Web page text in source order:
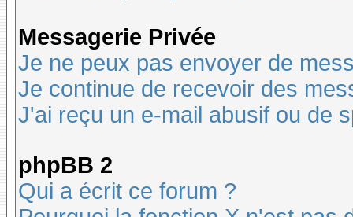
Messagerie Privée
Je ne peux pas envoyer de
Je continue de recevoir des
J'ai reçu un e-mail abusif ou de
phpBB 2
Qui a écrit ce forum ?